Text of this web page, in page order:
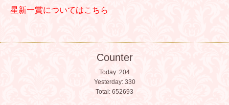
星新一賞についてはこちら
Counter
Today: 204
Yesterday: 330
Total: 652693